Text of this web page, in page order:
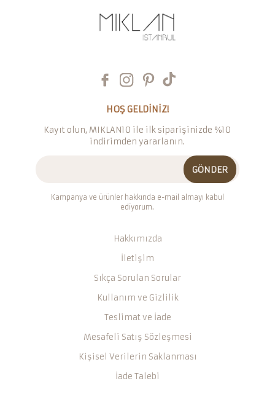
HOŞ GELDİNİZ!
Kayıt olun, MIKLAN10 ile ilk siparişinizde %10
indirimden yararlanın.
GÖNDER
Kampanya ve ürünler hakkında e-mail almayı kabul
ediyorum.
Hakkımızda
İletişim
Sıkça Sorulan Sorular
Kullanım ve Gizlilik
Teslimat ve İade
Mesafeli Satış Sözleşmesi
Kişisel Verilerin Saklanması
İade Talebi